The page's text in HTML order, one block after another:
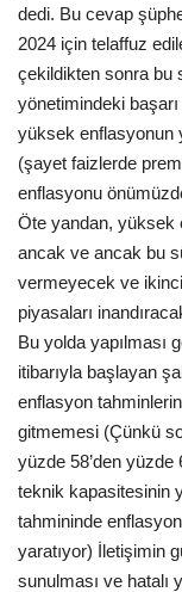
dedi. Bu cevap
2024 için telaffuz
çekildikten sonra bu
yönetimindeki
yüksek enflasyonun
(şayet faizlerde
enflasyonu
Öte yandan, yüksek
ancak ve ancak bu
vermeyecek ve
piyasaları
Bu yolda yapılması
itibarıyla başlayan
enflasyon
gitmemesi (Çünkü
yüzde 58’den yüzde
teknik kapasitesinin
tahmininde
yaratıyor) İletişimin
sunulması ve hatalı